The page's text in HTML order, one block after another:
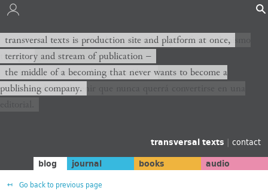
transversal texts es sitio de producción y plataforma al mismo
tiempo,
territorio y corriente de publicación −
el medio de un devenir que nunca querrá convertirse en una
transversal texts is production site and platform at once,
territory and stream of publication −
the middle of a becoming that never wants to become a
publishing company.
transversal texts | contact
blog journal books audio
Go back to previous page